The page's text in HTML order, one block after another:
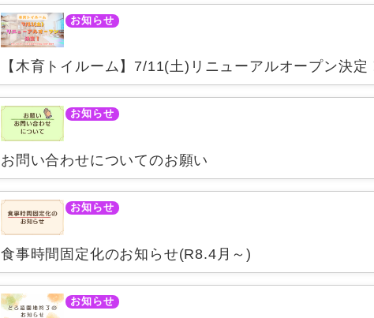
お知らせ
【木育トイルーム】7/11(土)リニューアルオープン決定
お知らせ
お問い合わせについてのお願い
お知らせ
食事時間固定化のお知らせ(R8.4月～)
お知らせ